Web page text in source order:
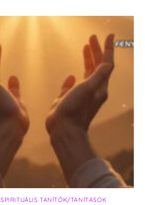
SPIRITUÁLIS TANÍTÓK/TANÍTÁSOK